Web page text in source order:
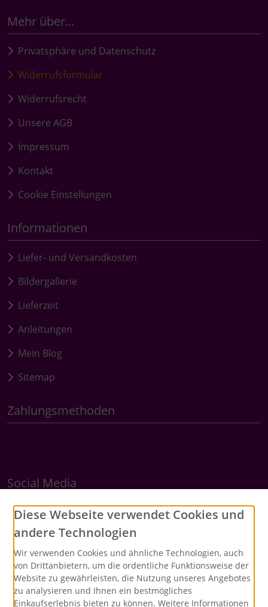
Mehr über...
Privatsphäre und Datenschutz
Widerrufsformular
Widerrufsrecht
Unsere AGB
Impressum
Kontakt
Cookie Einstellungen
Informationen
Liefer- und Versandkosten
Bildergallerie
Lieferzeit
Anleitungen
Mein Blog
Sitemap
Zahlungsmethoden
Social Media
Diese Webseite verwendet Cookies und
andere Technologien
Wir verwenden Cookies und ähnliche Technologien, auch
von Drittanbietern, um die ordentliche Funktionsweise der
Website zu gewährleisten, die Nutzung unseres Angebotes
zu analysieren und Ihnen ein bestmögliches
Einkaufserlebnis bieten zu können. Weitere Informationen